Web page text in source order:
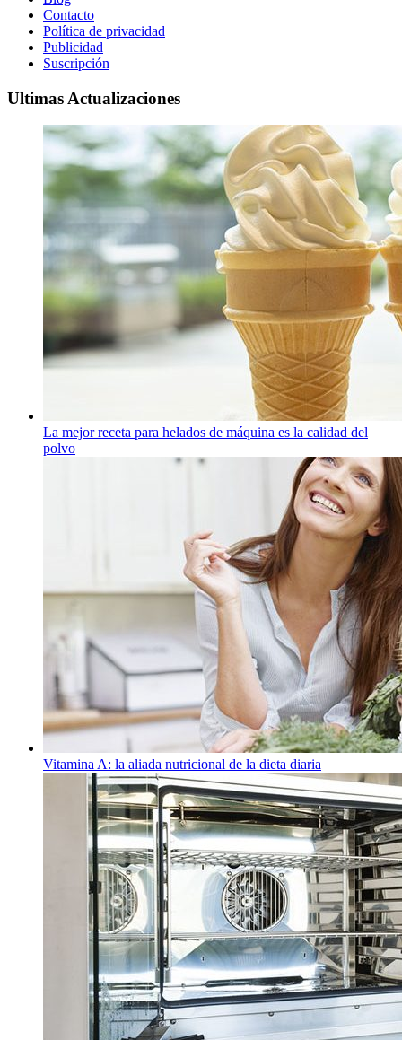
Contacto
Política de privacidad
Publicidad
Suscripción
Ultimas Actualizaciones
La mejor receta para helados de máquina es la calidad del
polvo
Vitamina A: la aliada nutricional de la dieta diaria